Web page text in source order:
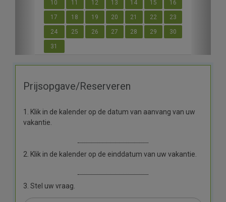
10 11 12 13 14 15 16
17 18 19 20 21 22 23
24 25 26 27 28 29 30
31
Prijsopgave/Reserveren
1. Klik in de kalender op de datum van aanvang van uw
vakantie.
2. Klik in de kalender op de einddatum van uw vakantie.
3. Stel uw vraag.